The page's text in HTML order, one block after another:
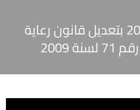
قانون 210 لسنة 2020 بتعديل قانون رعاية
2009